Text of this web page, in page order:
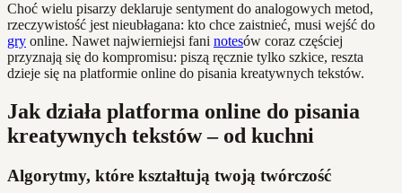
Choć wielu pisarzy deklaruje sentyment do analogowych metod,
rzeczywistość jest nieubłagana: kto chce zaistnieć, musi wejść do
gry online. Nawet najwierniejsi fani notesów coraz częściej
przyznają się do kompromisu: piszą ręcznie tylko szkice, reszta
dzieje się na platformie online do pisania kreatywnych tekstów.
Jak działa platforma online do pisania
kreatywnych tekstów – od kuchni
Algorytmy, które kształtują twoją twórczość